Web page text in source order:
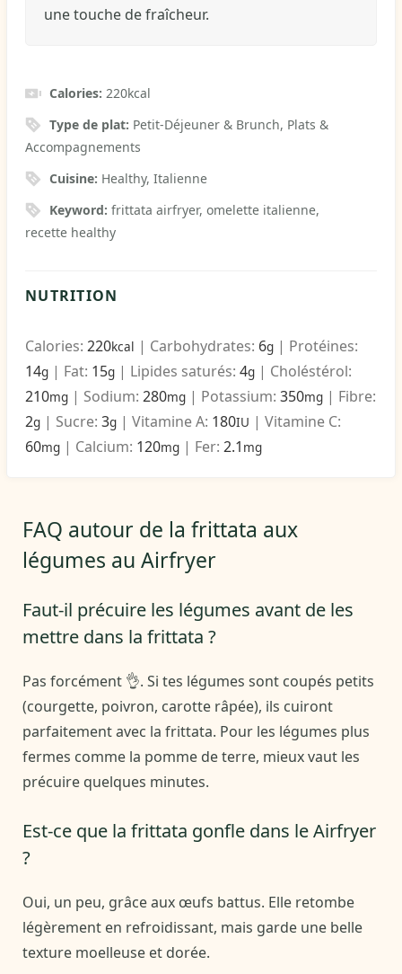
une touche de fraîcheur.
Calories:220kcal
Type de plat: Petit-Déjeuner & Brunch, Plats &
Accompagnements
Cuisine: Healthy, Italienne
Keyword:frittata airfryer, omelette italienne,
recette healthy
NUTRITION
Calories: 220kcal | Carbohydrates: 6g | Protéines:
14g | Fat: 15g | Lipides saturés: 4g | Choléstérol:
210mg | Sodium: 280mg | Potassium: 350mg | Fibre:
2g | Sucre: 3g | Vitamine A: 180IU | Vitamine C:
60mg | Calcium: 120mg | Fer: 2.1 mg
FAQ autour de la frittata aux
légumes au Airfryer
Faut-il précuire les légumes avant de les
mettre dans la frittata ?
Pas forcément 👌. Si tes légumes sont coupés petits
(courgette, poivron, carotte râpée), ils cuiront
parfaitement avec la frittata. Pour les légumes plus
fermes comme la pomme de terre, mieux vaut les
précuire quelques minutes.
Est-ce que la frittata gonfle dans le Airfryer
?
Oui, un peu, grâce aux œufs battus. Elle retombe
légèrement en refroidissant, mais garde une belle
texture moelleuse et dorée.